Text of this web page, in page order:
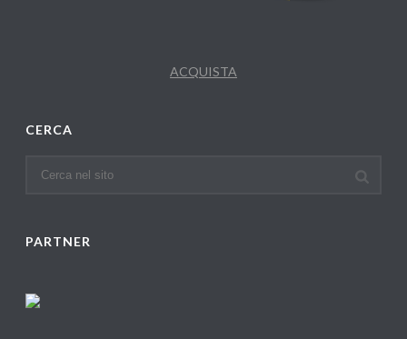
ACQUISTA
CERCA
PARTNER